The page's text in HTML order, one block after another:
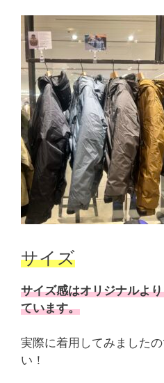
サイズ
サイズ感はオリジナルよ
ています。
実際に着用してみました
い！